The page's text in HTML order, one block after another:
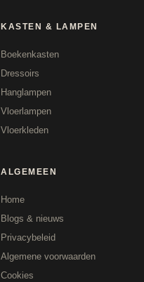
KASTEN & LAMPEN
Boekenkasten
Dressoirs
Hanglampen
Vloerlampen
Vloerkleden
ALGEMEEN
Home
Blogs & nieuws
Privacybeleid
Algemene voorwaarden
Cookies